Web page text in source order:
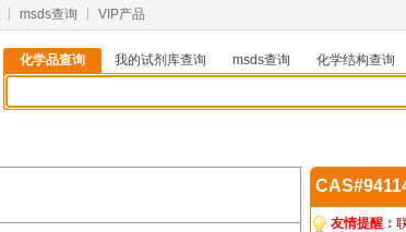
msds查询 VIP产品
化学品查询 我的试剂库查询 msds查询
化学结构查询
友情提醒：